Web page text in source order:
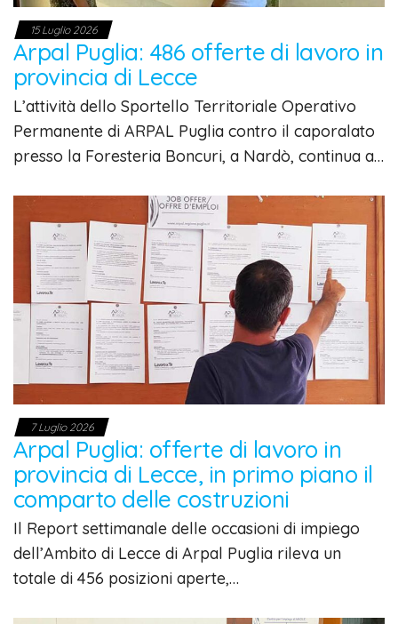
15 Luglio 2026
Arpal Puglia: 486 offerte di lavoro in
provincia di Lecce
L’attività dello Sportello Territoriale Operativo
Permanente di ARPAL Puglia contro il caporalato
presso la Foresteria Boncuri, a Nardò, continua a…
7 Luglio 2026
Arpal Puglia: offerte di lavoro in
provincia di Lecce, in primo piano il
comparto delle costruzioni
Il Report settimanale delle occasioni di impiego
dell’Ambito di Lecce di Arpal Puglia rileva un
totale di 456 posizioni aperte,…